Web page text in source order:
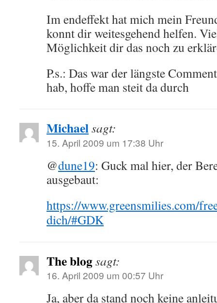
Im endeffekt hat mich mein
konnt dir weitesgehend helfen.
Möglichkeit dir das noch zu
P.s.: Das war der längste
hab, hoffe man steit da durch
Michaelsagt:
15. April 2009 um 17:38 Uhr
@dune19: Guck mal hier, der
ausgebaut:
https://www.greensmilies.com/
dich/#GDK
The blogsagt:
16. April 2009 um 00:57 Uhr
Ja, aber da stand noch keine